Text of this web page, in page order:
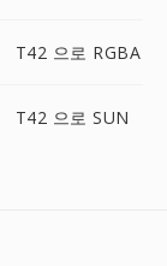
T42 으로 RGBA
T42 으로 SUN